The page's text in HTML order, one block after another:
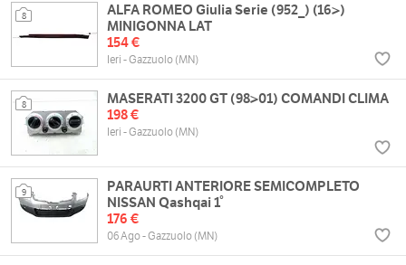
8
ALFA ROMEO Giulia Serie (952_) (16>)
MINIGONNA LAT
154 €
Ieri - Gazzuolo (MN)
8
MASERATI 3200 GT (98>01) COMANDI CLIMA
198 €
Ieri - Gazzuolo (MN)
9
PARAURTI ANTERIORE SEMICOMPLETO
NISSAN Qashqai 1°
176 €
06 Ago - Gazzuolo (MN)